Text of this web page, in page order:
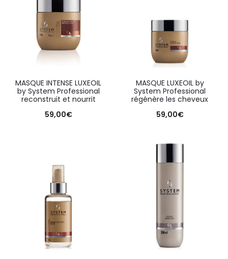
MASQUE INTENSE LUXEOIL
by System Professional
reconstruit et nourrit
59,00€
MASQUE LUXEOIL by
System Professional
régénère les cheveux
59,00€